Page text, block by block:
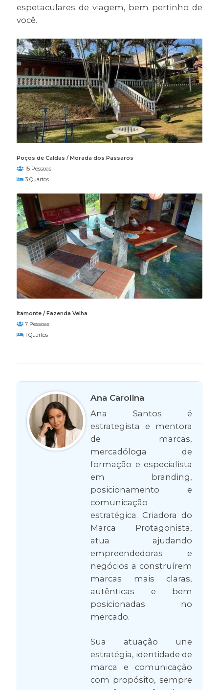
espetaculares de viagem, bem pertinho de
você.
Poços de Caldas / Morada dos Passaros
15 Pessoas
3 Quartos
Itamonte / Fazenda Velha
7 Pessoas
1 Quartos
Ana Carolina
Ana Santos é
estrategista e mentora
de marcas,
mercadóloga de
formação e especialista
em branding,
posicionamento e
comunicação
estratégica. Criadora do
Marca Protagonista,
atua ajudando
empreendedoras e
negócios a construírem
marcas mais claras,
autênticas e bem
posicionadas no
mercado.
Sua atuação une
estratégia, identidade de
marca e comunicação
com propósito, sempre